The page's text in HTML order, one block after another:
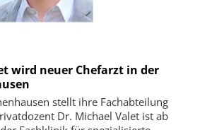
wird neuer Chefarzt in der
stellt ihre Fachabteilung
Dr. Michael Valet ist ab